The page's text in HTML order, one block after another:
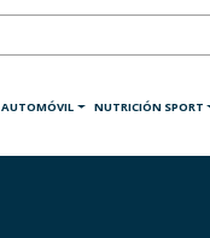
AUTOMÓVIL NUTRICIÓN SPORT